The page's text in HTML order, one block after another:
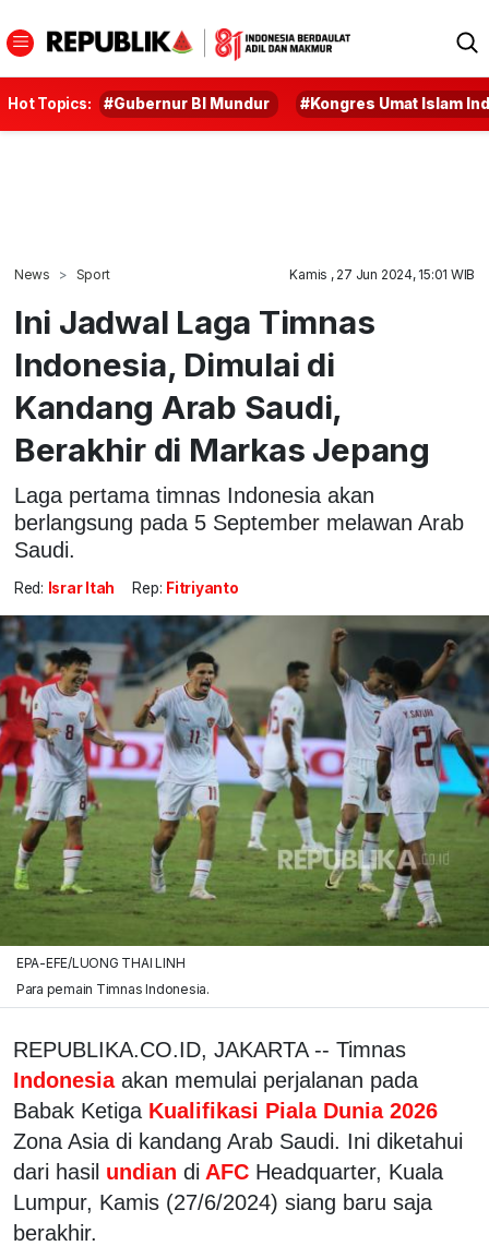
Hot Topics: #Gubernur BI Mundur #Kongres Umat Islam
News Sport Kamis , 27 Jun 2024, 15:01 WIB
Ini Jadwal Laga Timnas
Indonesia, Dimulai di
Kandang Arab Saudi,
Berakhir di Markas Jepang
Laga pertama timnas Indonesia akan
berlangsung pada 5 September melawan Arab
Saudi.
Red: Israr Itah Rep: Fitriyanto
EPA-EFE/LUONG THAI LINH
Para pemain Timnas Indonesia.
REPUBLIKA.CO.ID, JAKARTA -- Timnas
Indonesia akan memulai perjalanan pada
Babak Ketiga Kualifikasi Piala Dunia 2026
Zona Asia di kandang Arab Saudi. Ini diketahui
dari hasil undian di AFC Headquarter, Kuala
Lumpur, Kamis (27/6/2024) siang baru saja
berakhir.